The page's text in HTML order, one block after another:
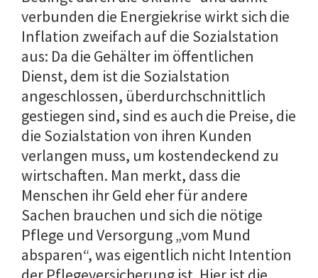
verbunden die Energiekrise wirkt sich die
Inflation zweifach auf die Sozialstation
aus: Da die Gehälter im öffentlichen
Dienst, dem ist die Sozialstation
angeschlossen, überdurchschnittlich
gestiegen sind, sind es auch die Preise, die
die Sozialstation von ihren Kunden
verlangen muss, um kostendeckend zu
wirtschaften. Man merkt, dass die
Menschen ihr Geld eher für andere
Sachen brauchen und sich die nötige
Pflege und Versorgung „vom Mund
absparen“, was eigentlich nicht Intention